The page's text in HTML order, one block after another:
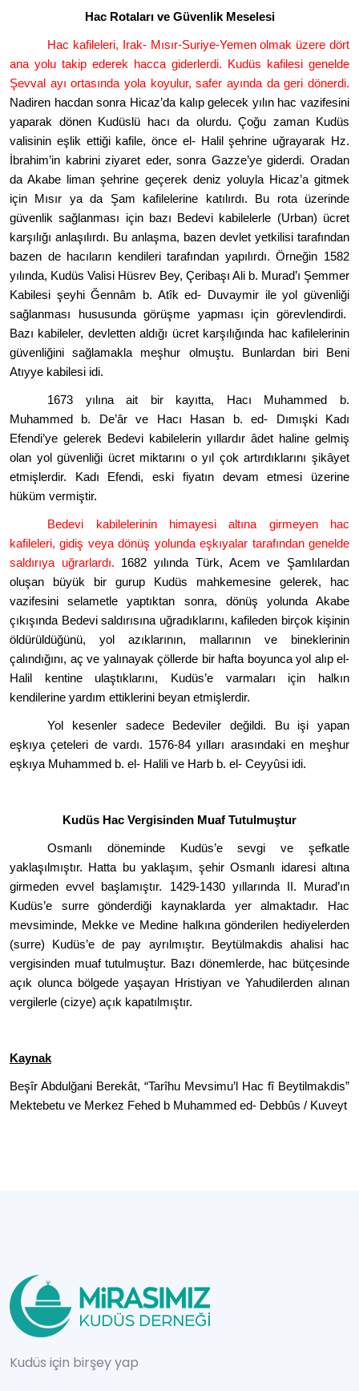
Hac Rotaları ve Güvenlik Meselesi
Hac kafileleri, Irak- Mısır-Suriye-Yemen olmak üzere dört
ana yolu takip ederek hacca giderlerdi. Kudüs kafilesi genelde
Şevval ayıortasında yola koyulur, safer ayında da geri dönerdi.
Nadiren hacdan sonra Hicaz’da kalıp gelecek yılın hac vazifesini
yaparak dönen Kudüslü hacı da olurdu. Çoğu zaman Kudüs
valisinin eşlik ettiği kafile,önce el- Halil şehrine uğrayarak Hz.
İbrahim’in kabrini ziyaret eder, sonra Gazze’ye giderdi. Oradan
da Akabe liman şehrine geçerek deniz yoluyla Hicaz’a gitmek
için M ısır ya da Şam kafilelerine katılırdı. Bu rota üzerinde
güvenlik sağlanması için bazı Bedevi kabilelerle (Urban) ücret
karşılığı anlaşılırdı. Bu anlaşma, bazen devlet yetkilisi tarafından
bazen de hacıların kendileri tarafından yapılırdı. Örneğin 1582
yılında, Kudüs Valisi Hüsrev Bey, Çeribaşı Ali b. Murad’ı Şemmer
Kabilesi şeyhi Ğennâm b. Atîk ed- Duvaymir ile yol güvenliği
sağlanması hususunda görüşme yapması için görevlendirdi.
Bazı kabileler, devletten aldığı ücret karşılığında hac kafilelerinin
güvenliğini sağlamakla meşhur olmuştu. Bunlardan biri Beni
Atıyye kabilesi idi.
1673 yılına ait bir kayıtta, Hacı Muhammed b.
Muhammed b. De’âr ve Hacı Hasan b. ed- Dımışki Kadı
Efendi’ye gelerek Bedevi kabilelerin yıllardır âdet haline gelmiş
olan yol güvenliği ücret miktarını o yıl çok artırdıklarını şikâyet
etmişlerdir. Kadı Efendi, eski fiyatın devam etmesi üzerine
hüküm vermiştir.
Bedevi kabilelerinin himayesi altına girmeyen hac
kafileleri, gidiş veya dönüş yolunda eşkıyalar tarafından genelde
saldırıya uğrarlardı. 1682 yılında Türk, Acem ve Şamlılardan
oluşan büyük bir gurup Kudüs mahkemesine gelerek, hac
vazifesini selametle yaptıktan sonra, dönüş yolunda Akabe
çıkışında Bedevi saldırısına uğradıklarını, kafileden birçok kişinin
öldürüldüğünü, yol azıklarının, mallarının ve bineklerinin
çalındığını, aç ve yalınayak çöllerde bir hafta boyunca yol alıp el-
Halil kentine ulaştıklarını, Kudüs’e varmaları için halkın
kendilerine yardım ettiklerini beyan etmişlerdir.
Yol kesenler sadece Bedeviler değildi. Bu işi yapan
eşkıya çeteleri de vardı. 1576-84 yılları arasındaki en meşhur
eşkıya Muhammed b. el- Halili ve Harb b. el- Ceyyûsi idi.
Kudüs Hac Vergisinden Muaf Tutulmuştur
Osmanlı döneminde Kudüs’e sevgi ve şefkatle
yaklaşılmıştır. Hatta bu yaklaşım, şehir Osmanlı idaresi altına
girmeden evvel başlamıştır. 1429-1430 yıllarında II. Murad’ın
Kudüs’e surre gönderdiği kaynaklarda yer almaktadır. Hac
mevsiminde, Mekke ve Medine halkına gönderilen hediyelerden
(surre) Kudüs’e de pay ayrılmıştır. Beytülmakdis ahalisi hac
vergisinden muaf tutulmuştur. Bazı dönemlerde, hac bütçesinde
açık olunca bölgede yaşayan Hristiyan ve Yahudilerden alınan
vergilerle (cizye) açık kapatılmıştır.
Kaynak
Beşîr Abdulğani Berekât, “Tarîhu Mevsimu’ l Hac fî Beytilmakdis”
Mektebetu ve Merkez Fehed b Muhammed ed- Debbûs / Kuveyt
Kudüs için birşey yap